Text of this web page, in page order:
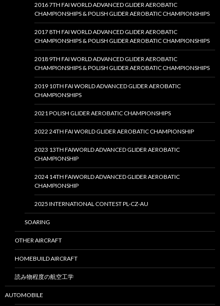
2016 7TH FAI WORLD ADVANCED GLIDER AEROBATIC
CHAMPIONSHIPS & POLISH GLIDER AEROBATIC CHAMPIONSHIPS
2017 8TH FAI WORLD ADVANCED GLIDER AEROBATIC
CHAMPIONSHIPS & POLISH GLIDER AEROBATIC CHAMPIONSHIPS
2018 9TH FAI WORLD ADVANCED GLIDER AEROBATIC
CHAMPIONSHIPS & POLISH GLIDER AEROBATIC CHAMPIONSHIPS
2019 10TH FAI WORLD ADVANCED GLIDER AEROBATIC
CHAMPIONSHIPS
2021 POLISH GLIDER AEROBATIC CHAMPIONSHIPS
2022 24TH FAI WORLD GLIDER AEROBATIC CHAMPIONSHIP
2023 13TH FAIWORLD ADVANCED GLIDER AEROBATIC
CHAMPIONSHIP
2024 14TH FAIWORLD ADVANCED GLIDER AEROBATIC
CHAMPIONSHIP
2025 INTERNATIONAL CONTEST PL-CZ-AU
SOARING
OTHER AIRCRAFT
HOMEBUILD AIRCRAFT
読み物程度の航空工学
AUTOMOBILE